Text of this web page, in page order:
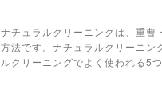
ナチュラルクリーニングは、重曹
方法です。ナチュラルクリーニン
ルクリーニングでよく使われる5